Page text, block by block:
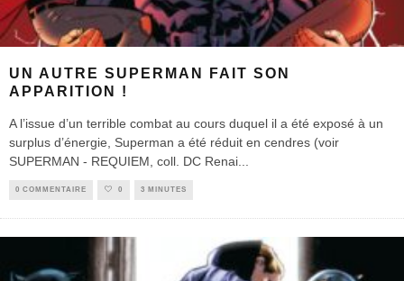
UN AUTRE SUPERMAN FAIT SON
APPARITION !
A l’issue d’un terrible combat au cours duquel il a été exposé à un
surplus d’énergie, Superman a été réduit en cendres (voir
SUPERMAN - REQUIEM, coll. DC Renai
0 COMMENTAIRE 0 3 MINUTES